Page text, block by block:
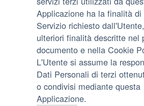
Applicazione ha la finalità di
Servizio richiesto
ulteriori finalità descritte nel
documento e nella Cookie
L'Utente si assume la
Dati Personali di terzi
o condivisi mediante questa
Applicazione.